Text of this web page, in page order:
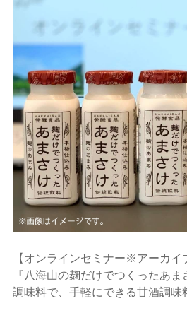
【オンラインセミナー※アーカイ
『八海山の麹だけでつくったあ
調味料で、手軽にできる甘酒調味